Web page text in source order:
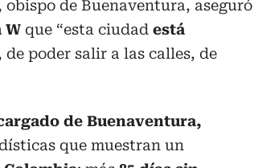
obispo de Buenaventura, aseguró
W que “esta ciudad está
de poder salir a las calles, de
de Buenaventura,
que muestran un